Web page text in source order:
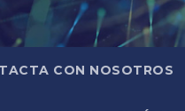
CON NOSOTROS